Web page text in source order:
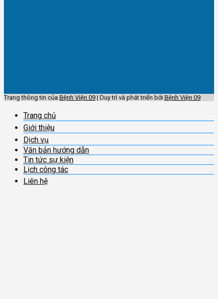
Trang thông tin của Bệnh Viện 09 | Duy trì và phát triển bởi Bệnh Viện 09
Trang chủ
Giới thiệu
Dịch vụ
Văn bản hướng dẫn
Tin tức sự kiện
Lịch công tác
Liên hệ